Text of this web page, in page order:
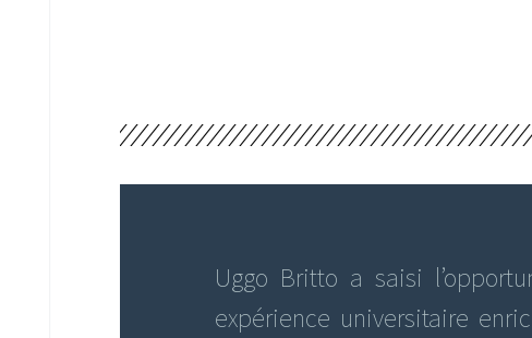
Uggo Britto a saisi
expérience universitaire